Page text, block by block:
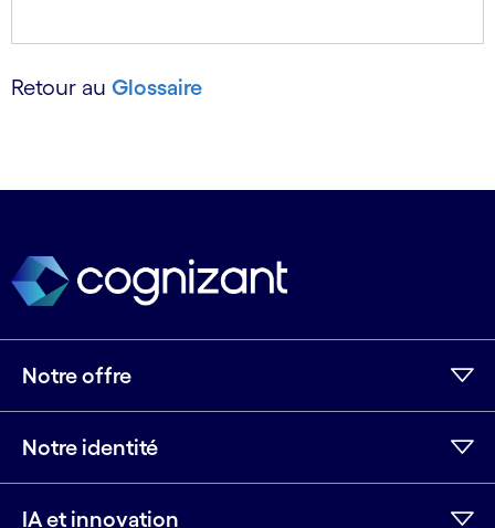
Retour au Glossaire
Notre offre
Notre identité
IA et innovation